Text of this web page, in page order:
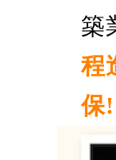
築
程
保!